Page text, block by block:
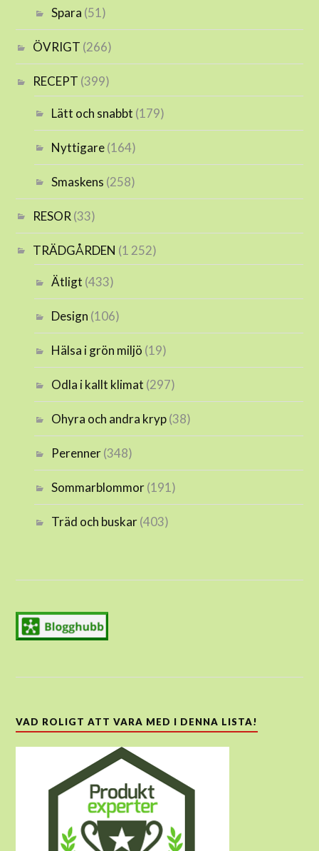
Spara (51)
ÖVRIGT (266)
RECEPT (399)
Lätt och snabbt (179)
Nyttigare(164)
Smaskens (258)
RESOR (33)
TRÄDGÅRDEN (1 252)
Ätligt (433)
Design (106)
Hälsa i grön miljö (19)
Odla i kallt klimat (297)
Ohyra och andra kryp(38)
Perenner(348)
Sommarblommor(191)
Träd och buskar(403)
VAD ROLIGT ATT VARA MED I DENNA LISTA!